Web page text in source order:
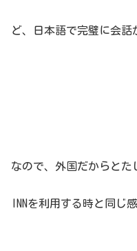
ど、日本語で完璧に会話
なので、外国だからと
INNを利用する時と同じ